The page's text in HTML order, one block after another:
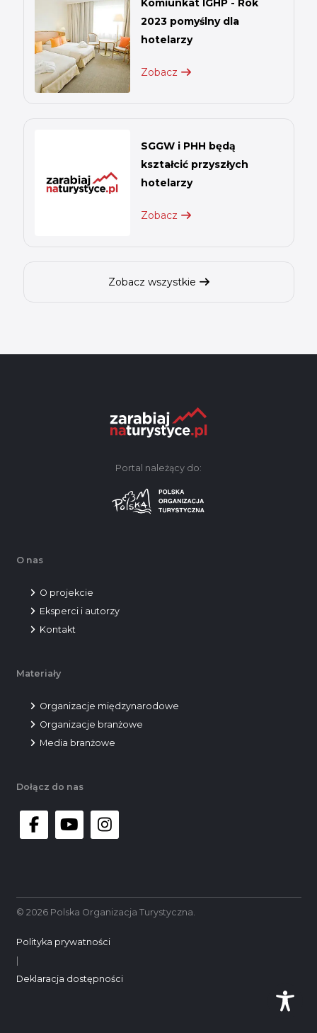
Komiunkat IGHP - Rok
2023 pomyślny dla
hotelarzy
Zobacz
SGGW i PHH będą
kształcić przyszłych
hotelarzy
Zobacz
Zobacz wszystkie
Portal należący do:
O nas
O projekcie
Eksperci i autorzy
Kontakt
Materiały
Organizacje międzynarodowe
Organizacje branżowe
Media branżowe
Dołącz do nas
facebookyoutube instagram
© 2026 Polska Organizacja Turystyczna.
Polityka prywatności
Deklaracja dostępności